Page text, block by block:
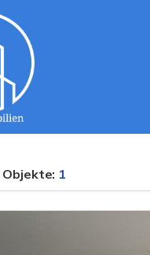
Objekte: 1